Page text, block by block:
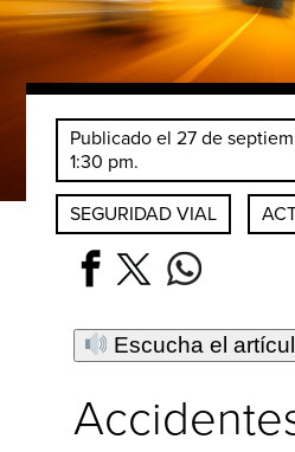
Publicado el 27 de
1:30 pm.
SEGURIDAD VIAL
Escucha el